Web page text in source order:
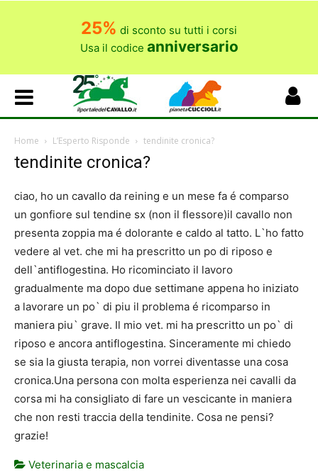
25% di sconto su tutti i corsi
Usa il codice anniversario
Home L’Esperto Risponde tendinite cronica?
tendinite cronica?
ciao, ho un cavallo da reining e un mese fa é comparso
un gonfiore sul tendine sx (non il flessore)il cavallo non
presenta zoppia ma é dolorante e caldo al tatto. L`ho fatto
vedere al vet. che mi ha prescritto un po di riposo e
dell`antiflogestina. Ho ricominciato il lavoro
gradualmente ma dopo due settimane appena ho iniziato
a lavorare un po` di piu il problema é ricomparso in
maniera piu` grave. Il mio vet. mi ha prescritto un po` di
riposo e ancora antiflogestina. Sinceramente mi chiedo
se sia la giusta terapia, non vorrei diventasse una cosa
cronica.Una persona con molta esperienza nei cavalli da
corsa mi ha consigliato di fare un vescicante in maniera
che non resti traccia della tendinite. Cosa ne pensi?
grazie!
Veterinaria e mascalcia